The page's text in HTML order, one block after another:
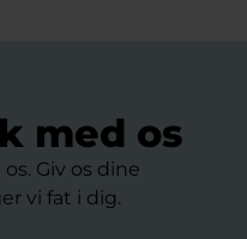
med os
Giv os dine
vi fat i dig.